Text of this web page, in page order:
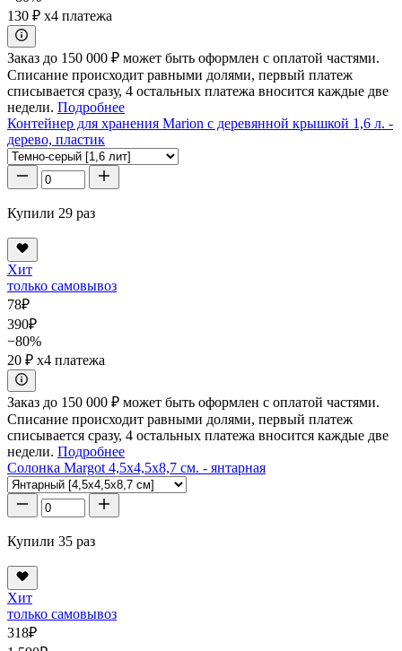
130 ₽ x4 платежа
Заказ до 150 000 ₽ может быть оформлен с оплатой частями.
Списание происходит равными долями, первый платеж
списывается сразу, 4 остальных платежа вносится каждые две
недели. Подробнее
Контейнер для хранения Marion с деревянной крышкой 1,6 л. -
дерево, пластик
Купили 29 раз
Хит
только самовывоз
78₽
390₽
−80%
20 ₽ x4 платежа
Заказ до 150 000 ₽ может быть оформлен с оплатой частями.
Списание происходит равными долями, первый платеж
списывается сразу, 4 остальных платежа вносится каждые две
недели. Подробнее
Солонка Margot 4,5x4,5x8,7 см. - янтарная
Купили 35 раз
Хит
только самовывоз
318₽